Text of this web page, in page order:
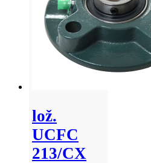
lož.
UCFC
213/CX